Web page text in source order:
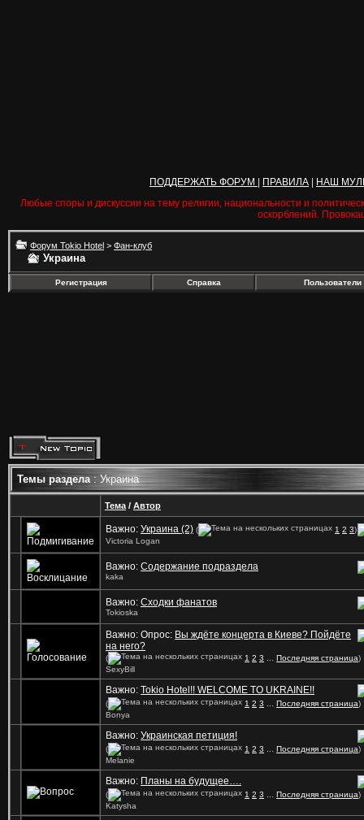
ПОДДЕРЖАТЬ ФОРУМ ПРАВИЛА
НАШ
Любые споры и дискуссии на тему религии, национальности и
оскорблений.
Форум Tokio Hotel > Фан-клуб
Украина
Регистрация Справка Пользователи
Темы раздела: Украина
Тема / Автор
Важно: Украина (2) ( 1 2 3)
Victoria Logan
Важно: Содержание подраздела
kaka
Важно: Сходки фанатов
Tokioska
Важно: Опрос: Вы ждёте концерта в Киеве? Пойдёте
на него?
( 1 2 3 Последняя страница)
SexyBill
Важно: Tokio Hotel!! WELCOME TO UKRAINE!!
( 1 2 3 Последняя страница)
Bonya
Важно: Украинская петиция!
( 1 2 3 Последняя страница)
Mеlanie
Важно: Планы на будущее….
( 1 2 3 Последняя страница)
Katysha